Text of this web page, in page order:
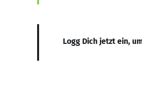
Logg Dich jetzt ein,